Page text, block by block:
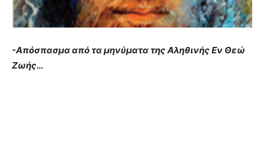
-Απόσπασμα από τα μηνύματα της Αληθινής Εν Θεώ
Ζωής…